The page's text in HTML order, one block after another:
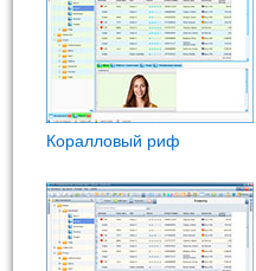
Коралловый риф